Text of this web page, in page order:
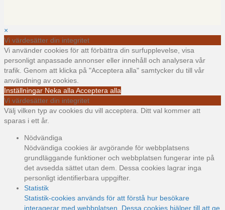
×
Vi värdesätter din integritet
Vi använder cookies för att förbättra din surfupplevelse, visa
personligt anpassade annonser eller innehåll och analysera vår
trafik. Genom att klicka på "Acceptera alla" samtycker du till vår
användning av cookies.
Inställningar Neka alla Acceptera alla
Vi värdesätter din integritet
Välj vilken typ av cookies du vill acceptera. Ditt val kommer att
sparas i ett år.
Nödvändiga
Nödvändiga cookies är avgörande för webbplatsens
grundläggande funktioner och webbplatsen fungerar inte på
det avsedda sättet utan dem. Dessa cookies lagrar inga
personligt identifierbara uppgifter.
Statistik
Statistik-cookies används för att förstå hur besökare
interagerar med webbplatsen. Dessa cookies hjälper till att ge